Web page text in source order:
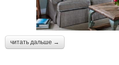
читать дальше →